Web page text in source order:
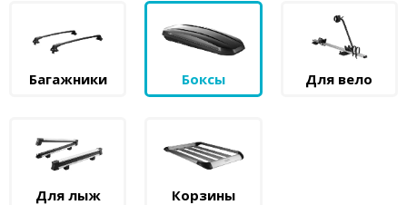
Багажники Боксы Для вело
Для лыж Корзины